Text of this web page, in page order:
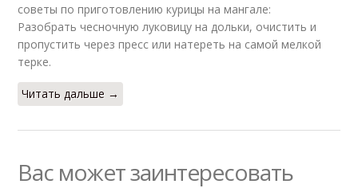
советы по приготовлению курицы на мангале:
Разобрать чесночную луковицу на дольки, очистить и
пропустить через пресс или натереть на самой мелкой
терке.
Читать дальше →
Вас может заинтересовать